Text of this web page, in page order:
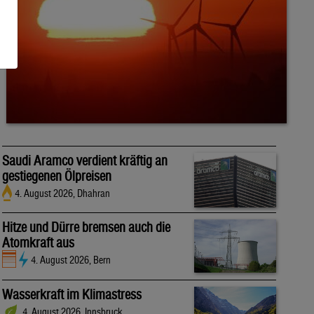
Saudi Aramco verdient kräftig an
gestiegenen Ölpreisen
4. August 2026, Dhahran
Hitze und Dürre bremsen auch die
Atomkraft aus
4. August 2026, Bern
Wasserkraft im Klimastress